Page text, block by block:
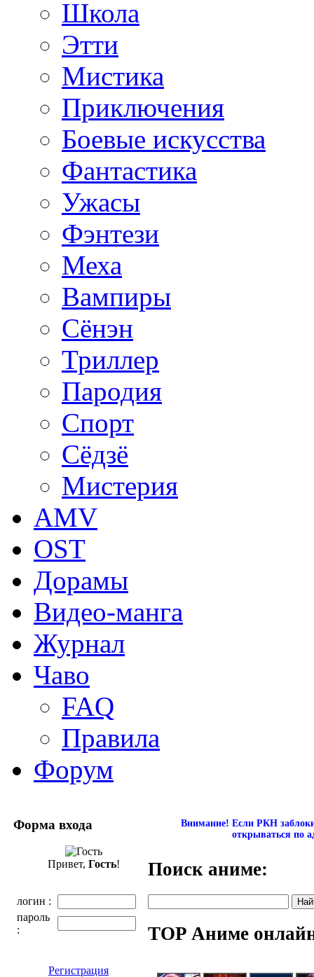
Школа
Этти
Мистика
Приключения
Боевые искусства
Фантастика
Ужасы
Фэнтези
Меха
Вампиры
Сёнэн
Триллер
Пародия
Спорт
Сёдзё
Мистерия
AMV
OST
Дорамы
Видео-манга
Журнал
Чаво
FAQ
Правила
Форум
Форма входа
Привет, Гость!
логин :
пароль
:
Регистрация
Внимание! Если РКН
открываться по
Поиск аниме:
TOP Аниме